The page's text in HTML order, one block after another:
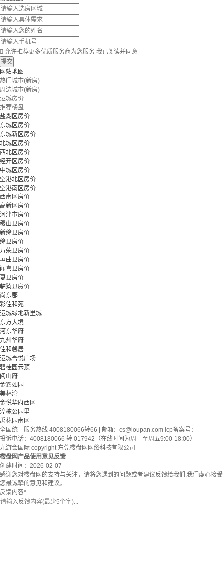
 允许推荐更多优质服务商为您服务 我已阅读并同意
提交
网站地图
热门城市(新房)
周边城市(新房)
运城房价
推荐楼盘
盐湖区房价
东城区房价
东城新区房价
北城区房价
西北区房价
经开区房价
中城区房价
空港北区房价
空港南区房价
西南区房价
高新区房价
河津市房价
稷山县房价
新绛县房价
绛县房价
万荣县房价
垣曲县房价
闻喜县房价
夏县房价
临猗县房价
尚东郡
彩佳和苑
运城绿地新里城
东方大境
河东华府
九州华府
佳和馨居
运城吾悦广场
碧桂园云顶
阅山府
金鑫如园
美林湾
金悦华府西区
湟栋公园里
禹花园南区
全国统一服务热线 4008180066转66 | 邮箱： cs@loupan.com icp备案号：
投诉电话：4008180066 转 017942（在线时间为周一至周五9:00-18:00）
九游会国际 copyright 东莞楼盘网网络科技有限公司
楼盘网产品使用意见反馈
创建时间： 2026-02-07
感谢您对楼盘网的支持与关注，请将您遇到的问题或者建议反馈给我们,我们虚心接受
您最诚挚的意见和建议。
反馈内容*